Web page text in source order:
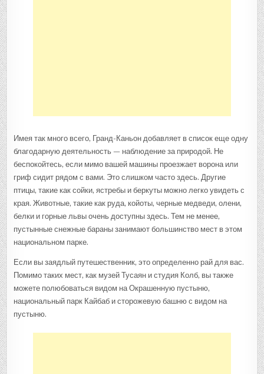
Имея так много всего, Гранд-Каньон добавляет в список еще одну
благодарную деятельность — наблюдение за природой. Не
беспокойтесь, если мимо вашей машины проезжает ворона или
гриф сидит рядом с вами. Это слишком часто здесь. Другие
птицы, такие как сойки, ястребы и беркуты можно легко увидеть с
края. Животные, такие как руда, койоты, черные медведи, олени,
белки и горные львы очень доступны здесь. Тем не менее,
пустынные снежные бараны занимают большинство мест в этом
национальном парке.
Если вы заядлый путешественник, это определенно рай для вас.
Помимо таких мест, как музей Тусаян и студия Колб, вы также
можете полюбоваться видом на Окрашенную пустыню,
национальный парк Кайбаб и сторожевую башню с видом на
пустыню.